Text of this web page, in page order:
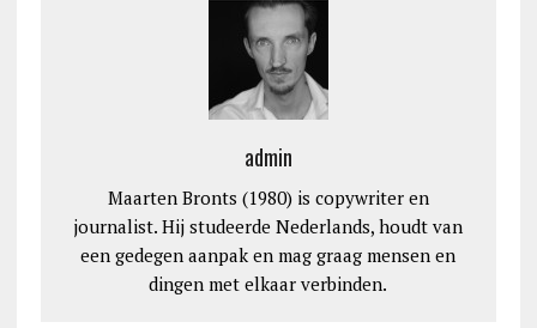
admin
Maarten Bronts (1980) is copywriter en
journalist. Hij studeerde Nederlands, houdt van
een gedegen aanpak en mag graag mensen en
dingen met elkaar verbinden.